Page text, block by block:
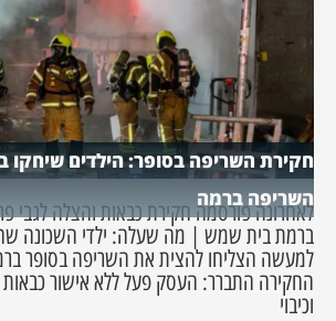
חקירת השריפה בסופר: הילדים שיחקו
השריפה ברמה
לאחרונה פורסמה חקירת כבאות והצלה לגבי
ברמת בית שמש | מה שעלה: ילדי השכונה
למעשה הצליחו להצית את השריפה בסופר
החקירה התברר: העסק פעל ללא אישור כבאות
וכיבוי